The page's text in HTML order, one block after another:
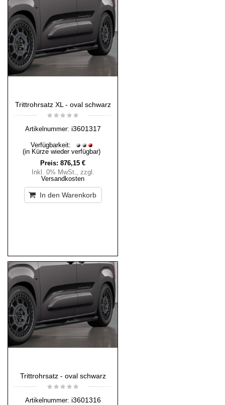
Trittrohrsatz XL - oval schwarz
Artikelnummer: i3601317
Verfügbarkeit:
(in Kürze wieder verfügbar)
Preis: 876,15 €
Inkl. 0% MwSt., zzgl.
Versandkosten
In den Warenkorb
Trittrohrsatz - oval schwarz
Artikelnummer: i3601316